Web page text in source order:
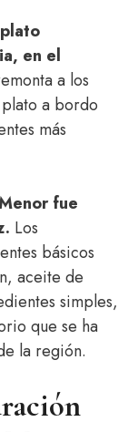
en el
a los
a bordo
más
fue
Los
básicos
aceite de
simples,
que se ha
la región.